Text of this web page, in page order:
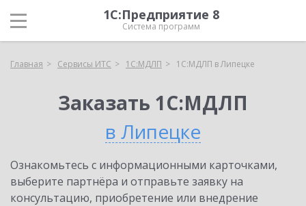
1С:Предприятие 8
Система программ
Главная Сервисы ИТС 1С:МДЛП 1С:МДЛП в Липецке
Заказать 1С:МДЛП
в Липецке
Ознакомьтесь с информационными карточками,
выберите партнёра и отправьте заявку на
консультацию, приобретение или внедрение